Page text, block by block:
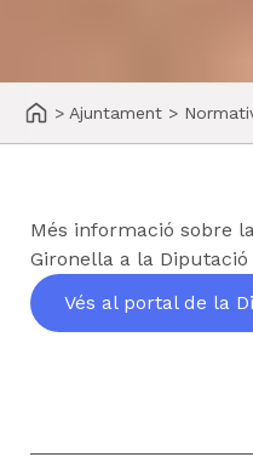
> Ajuntament >
Més informació sobre
Gironella a la
Vés al portal de la